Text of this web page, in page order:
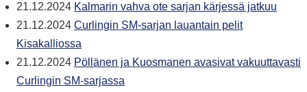
21.12.2024 Kalmarin vahva ote sarjan kärjessä jatkuu
21.12.2024 Curlingin SM-sarjan lauantain pelit
Kisakalliossa
21.12.2024 Pöllänen ja Kuosmanen avasivat vakuuttavasti
Curlingin SM-sarjassa